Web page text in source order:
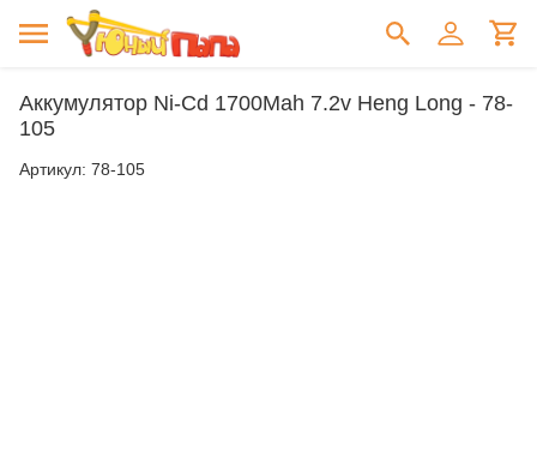
Аккумулятор Ni-Cd 1700Mah 7.2v Heng Long - 78-
105
Артикул: 78-105